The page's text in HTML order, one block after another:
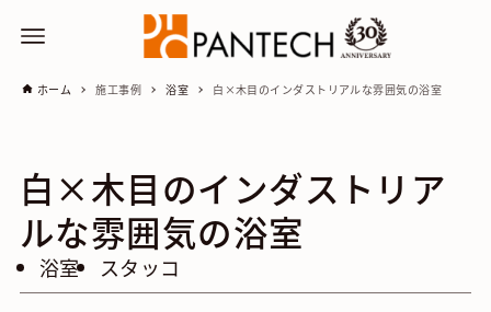
ホーム 施工事例 浴室 白×木目のインダストリアルな雰囲気の浴室
白×木目のインダストリア
ルな雰囲気の浴室
浴室 スタッコ